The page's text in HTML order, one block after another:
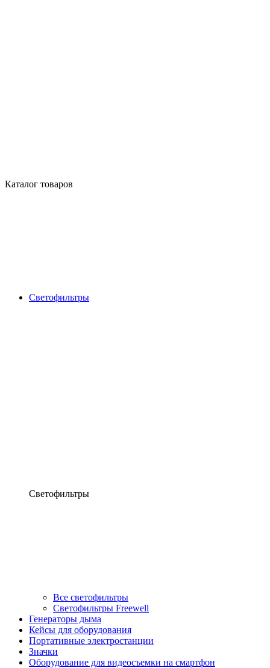
Каталог товаров
Светофильтры
Светофильтры
Все светофильтры
Светофильтры Freewell
Генераторы дыма
Кейсы для оборудования
Портативные электростанции
Значки
Оборудование для видеосъемки на смартфон